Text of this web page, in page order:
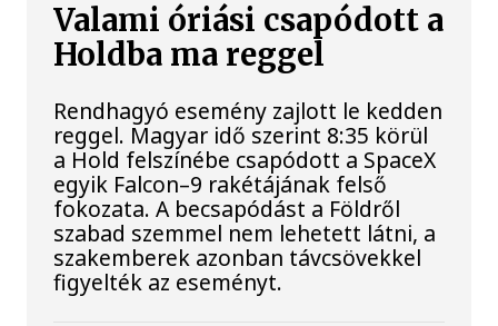
Valami óriási csapódott a
Holdba ma reggel
Rendhagyó esemény zajlott le kedden
reggel. Magyar idő szerint 8:35 körül
a Hold felszínébe csapódott a SpaceX
egyik Falcon–9 rakétájának felső
fokozata. A becsapódást a Földről
szabad szemmel nem lehetett látni, a
szakemberek azonban távcsövekkel
figyelték az eseményt.